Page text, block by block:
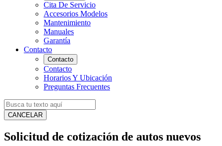
Cita De Servicio
Accesorios Modelos
Mantenimiento
Manuales
Garantía
Contacto
Contacto
Contacto
Horarios Y Ubicación
Preguntas Frecuentes
CANCELAR
Solicitud de cotización de autos nuevos